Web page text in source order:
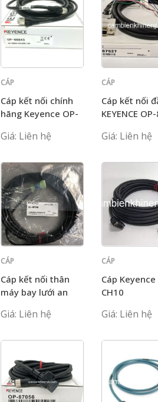
CÁP
Cáp kết nối chính
hãng Keyence OP-
Giá: Liên hệ
CÁP
Cáp kết nối
KEYENCE
Giá: Liên hệ
CÁP
Cáp kết nối thân
máy bay lưới an
RP10N
Giá: Liên hệ
CÁP
Cáp Keyence
CH10
Giá: Liên hệ